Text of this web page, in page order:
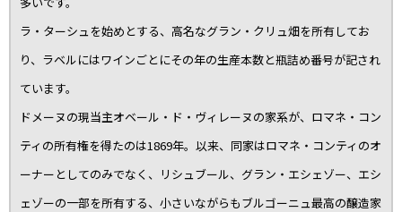
ラ・ターシュを始めとする、高名なグラン・クリュ畑を所有してお
り、ラベルにはワインごとにその年の生産本数と瓶詰め番号が記され
ています。
ドメーヌの現当主オベール・ド・ヴィレーヌの家系が、ロマネ・コン
ティの所有権を得たのは1869年。以来、同家はロマネ・コンティのオ
ーナーとしてのみでなく、リシュブール、グラン・エシェゾー、エシ
ェゾーの一部を所有する、小さいながらもブルゴーニュ最高の醸造家